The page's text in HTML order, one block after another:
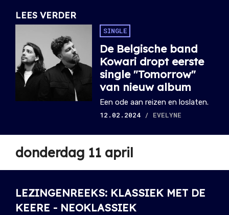
LEES VERDER
SINGLE
De Belgische band
Kowari dropt eerste
single "Tomorrow"
van nieuw album
Een ode aan reizen en loslaten.
12.02.2024 / EVELYNE
donderdag 11 april
LEZINGENREEKS: KLASSIEK MET DE
KEERE - NEOKLASSIEK